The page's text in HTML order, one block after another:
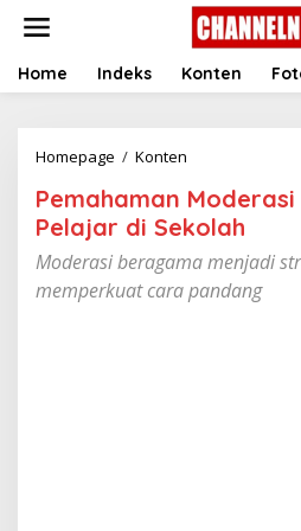
t
Home Indeks Konten
Homepage / Konten
m
a
h
a
m
a
Pemahaman
Pelajar di Sekolah
Moderasi beragama menjadi
memperkuat cara pandang